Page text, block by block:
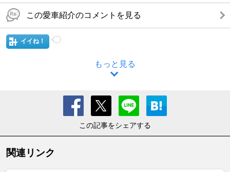
この愛車紹介のコメントを見る
イイね！
もっと見る
この記事をシェアする
関連リンク